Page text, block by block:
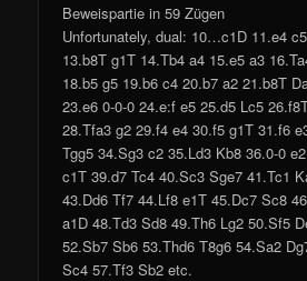
Beweispartie in 59 Zügen
Unfortunately, dual: 10…c1D 11.e4
13.b8T g1T 14.Tb4 a4 15.e5 a3
18.b5 g5 19.b6 c4 20.b7 a2 21.b8T
23.e6 0-0-0 24.e:f e5 25.d5 Lc5
28.Tfa3 g2 29.f4 e4 30.f5 g1T 31.f6
Tgg5 34.Sg3 c2 35.Ld3 Kb8 36.0-0
c1T 39.d7 Tc4 40.Sc3 Sge7 41.Tc1
43.Dd6 Tf7 44.Lf8 e1T 45.Dc7 Sc8
a1D 48.Td3 Sd8 49.Th6 Lg2 50.Sf5
52.Sb7 Sb6 53.Thd6 T8g6 54.Sa2
Sc4 57.Tf3 Sb2 etc.